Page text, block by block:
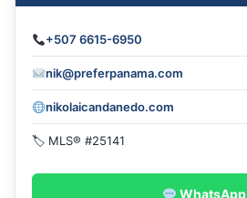
+507 6615-6950
nik@preferpanama.com
nikolaicandanedo.com
🏷 MLS® #25141
WhatsApp